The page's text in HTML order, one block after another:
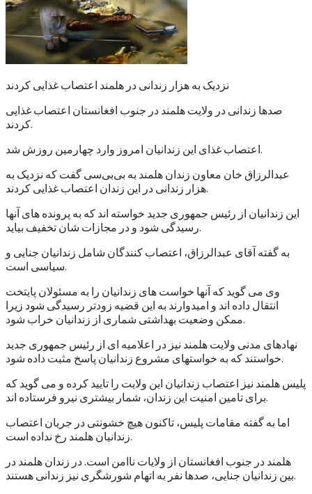
نزدیک به هزار زندانی در هلمند اعتصاب غذایی کردند
صدها زندانی در ولایت هلمند در جنوب افغانستان اعتصاب غذایی
کردند.
اعتصاب غذای این زندانیان امروز وارد چهارمین روزش شد.
عبدالرزاق خان معاون زندان هلمند به بی‌بی‌سی گفت که نزدیک به
هزار زندانی در این زندان اعتصاب غذایی کردند.
این زندانیان از رئیس جمهوری جدید خواسته اند که به پرونده های آنها
رسیدگی شود و در مجازات شان تخفیف بیاید.
به گفته آقای عبدالرزاق، اعتصاب کنندگان شامل زندانیان جنایی و
سیاسی است.
وی می گوید که آنها خواست های زندانیان را به مسئولان پایتخت
انتقال داده اند و امیدوارند به این قضیه زودتر رسیدگی شود زیرا
ممکن وضعیت بهداشتی شماری از زندانیان خراب شود.
نهادهای مدنی ولایت هلمند نیز در اعلامیه ای از رئیس جمهوری جدید
خواستند که به خواستهای مشروع زندانیان پاسخ مثبت داده شود.
پلیس هلمند نیز اعتصاب زندانیان این ولایت را تایید کرده و می گوید که
برای تامین امنیت این زندان، شمار بیشتری نیرو فرستاده اند.
اما به گفته مقامات پلیس، تاکنون هیچ خشونتی در جریان اعتصاب
زندانیان هلمند رخ نداده است.
هلمند در جنوب افغانستان از ولایات ناامن است. در زندان هلمند در
بین زندانیان جنایی، صدها نفر به اتهام شورشگری نیز زندانی هستند.